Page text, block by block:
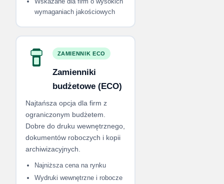
wymaganiach jakościowych
ZAMIENNIK ECO
Zamienniki
budżetowe (ECO)
Najtańsza opcja dla firm z
ograniczonym budżetem.
Dobre do druku wewnętrznego,
dokumentów roboczych i kopii
archiwizacyjnych.
Najniższa cena na rynku
Wydruki wewnętrzne i robocze